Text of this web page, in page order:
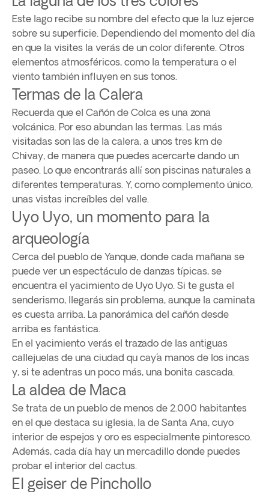
Este lago recibe su nombre del efecto que la luz ejerce
sobre su superficie. Dependiendo del momento del día
en que la visites la verás de un color diferente. Otros
elementos atmosféricos, como la temperatura o el
viento también influyen en sus tonos.
Termas de la Calera
Recuerda que el Cañón de Colca es una zona
volcánica. Por eso abundan las termas. Las más
visitadas son las de la calera, a unos tres km de
Chivay, de manera que puedes acercarte dando un
paseo. Lo que encontrarás allí son piscinas naturales a
diferentes temperaturas. Y, como complemento único,
unas vistas increíbles del valle.
Uyo Uyo, un momento para la
arqueología
Cerca del pueblo de Yanque, donde cada mañana se
puede ver un espectáculo de danzas típicas, se
encuentra el yacimiento de Uyo Uyo. Si te gusta el
senderismo, llegarás sin problema, aunque la caminata
es cuesta arriba. La panorámica del cañón desde
arriba es fantástica.
En el yacimiento verás el trazado de las antiguas
callejuelas de una ciudad qu cay´a manos de los incas
y, si te adentras un poco más, una bonita cascada.
La aldea de Maca
Se trata de un pueblo de menos de 2.000 habitantes
en el que destaca su iglesia, la de Santa Ana, cuyo
interior de espejos y oro es especialmente pintoresco.
Además, cada día hay un mercadillo donde puedes
probar el interior del cactus.
El geiser de Pinchollo